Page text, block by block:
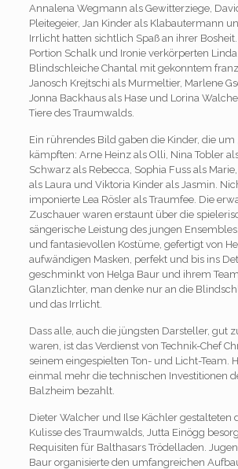
Annalena Wegmann als Gewitterziege,
Pleitegeier, Jan Kinder als Klabautermann
Irrlicht hatten sichtlich Spaß an ihrer
Portion Schalk und Ironie verkörperten
Blindschleiche Chantal mit gekonntem
Janosch Krejtschi als Murmeltier, Marlene
Jonna Backhaus als Hase und Lorina
Tiere des Traumwalds.
Ein rührendes Bild gaben die Kinder, die um
kämpften: Arne Heinz als Olli, Nina Tobler
Schwarz als Rebecca, Sophia Fuss als
als Laura und Viktoria Kinder als Jasmin.
imponierte Lea Rösler als Traumfee. Die
Zuschauer waren erstaunt über die
sängerische Leistung des jungen
und fantasievollen Kostüme, gefertigt von
aufwändigen Masken, perfekt und bis ins
geschminkt von Helga Baur und ihrem
Glanzlichter, man denke nur an die
und das Irrlicht.
Dass alle, auch die jüngsten Darsteller, gut
waren, ist das Verdienst von Technik-Chef
seinem eingespielten Ton- und Licht-Team.
einmal mehr die technischen Investitionen
Balzheim bezahlt.
Dieter Walcher und Ilse Kächler gestalteten
Kulisse des Traumwalds, Jutta Einögg
Requisiten für Balthasars Trödelladen.
Baur organisierte den umfangreichen